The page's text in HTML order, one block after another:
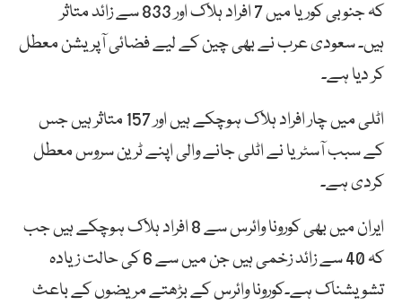
کہ جنوبی کوریا میں 7 افراد ہلاک اور 833 سے زائد متاثر
ہیں۔ سعودی عرب نے بھی چین کے لیے فضائی آپریشن معطل
کر دیا ہے۔
اٹلی میں چار افراد ہلاک ہوچکے ہیں اور 157 متاثر ہیں جس
کے سبب آسٹریا نے اٹلی جانے والی اپنے ٹرین سروس معطل
کردی ہے۔
ایران میں بھی کورونا وائرس سے 8 افراد ہلاک ہوچکے ہیں جب
کہ 40 سے زائد زخمی ہیں جن میں سے 6 کی حالت زیادہ
تشویشناک ہے۔کورونا وائرس کے بڑھتے مریضوں کے باعث